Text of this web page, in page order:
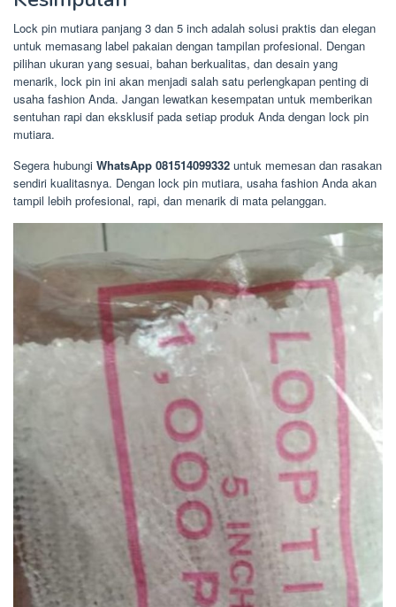
Lock pin mutiara panjang 3 dan 5 inch adalah solusi praktis dan elegan
untuk memasang label pakaian dengan tampilan profesional. Dengan
pilihan ukuran yang sesuai, bahan berkualitas, dan desain yang
menarik, lock pin ini akan menjadi salah satu perlengkapan penting di
usaha fashion Anda. Jangan lewatkan kesempatan untuk memberikan
sentuhan rapi dan eksklusif pada setiap produk Anda dengan lock pin
mutiara.
Segera hubungi WhatsApp 081514099332 untuk memesan dan rasakan
sendiri kualitasnya. Dengan lock pin mutiara, usaha fashion Anda akan
tampil lebih profesional, rapi, dan menarik di mata pelanggan.